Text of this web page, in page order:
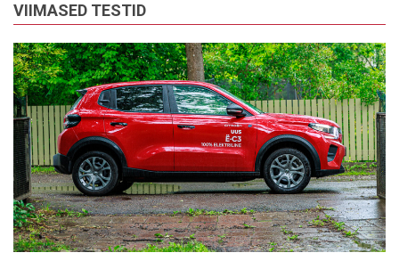
VIIMASED TESTID